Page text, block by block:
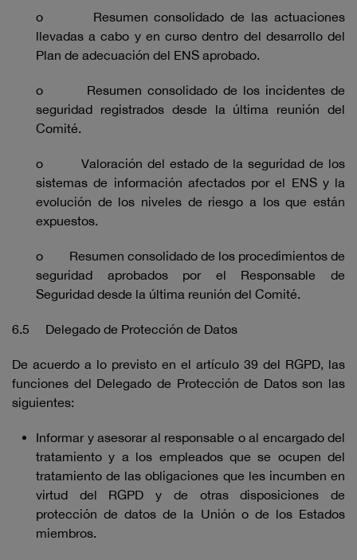
o Resumen consolidado de las actuaciones
llevadas a cabo y en curso dentro del desarrollo del
Plan de adecuación del ENS aprobado.
o Resumen consolidado de los incidentes de
seguridad registrados desde la última reunión del
Comité.
o Valoración del estado de la seguridad de los
sistemas de información afectados por el ENS y la
evolución de los niveles de riesgo a los que están
expuestos.
o Resumen consolidado de los procedimientos de
seguridad aprobados por el Responsable de
Seguridad desde la última reunión del Comité.
6.5 Delegado de Protección de Datos
De acuerdo a lo previsto en el artículo 39 del RGPD, las
funciones del Delegado de Protección de Datos son las
siguientes:
Informar y asesorar al responsable o al encargado del
tratamiento y a los empleados que se ocupen del
tratamiento de las obligaciones que les incumben en
virtud del RGPD y de otras disposiciones de
protección de datos de la Unión o de los Estados
miembros.